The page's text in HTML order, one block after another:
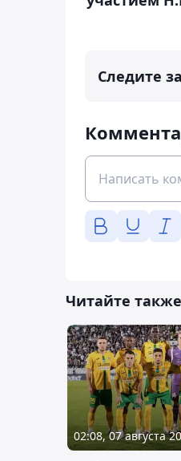
Следите
Читайте также
02:08, 07 августа